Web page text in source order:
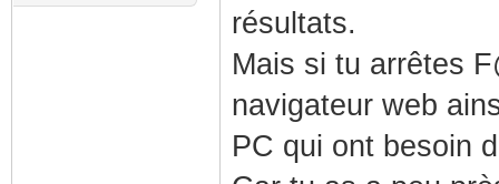
résultats.
Mais si tu arrêtes
navigateur web
PC qui ont besoin